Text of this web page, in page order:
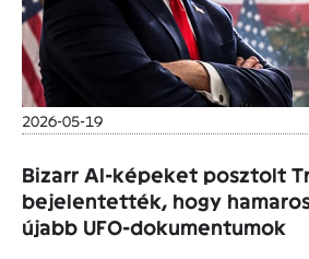
2026-05-19
Bizarr AI-képeket posztolt
bejelentették, hogy
újabb UFO-dokumentumok